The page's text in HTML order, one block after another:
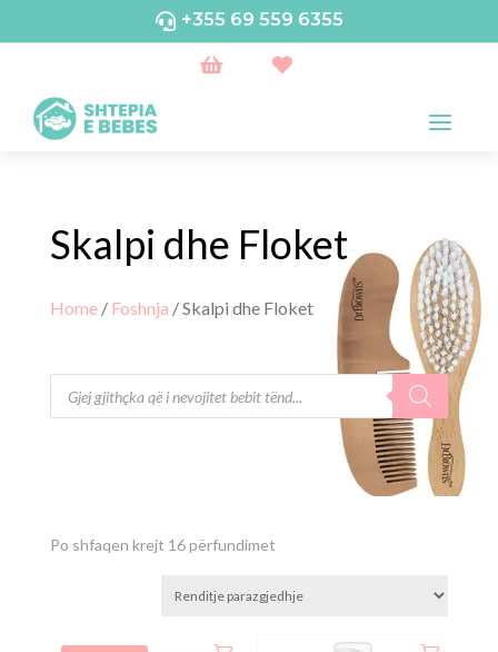
 +355 69 559 6355
 
Skalpi dhe Floket
Home/ Foshnja / Skalpi dhe Floket
Products
search
Po shfaqen krejt 16 përfundimet